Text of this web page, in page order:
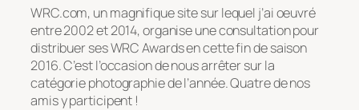
WRC.com, un magnifique site sur lequel j’ai oeuvré
entre 2002 et 2014, organise une consultation pour
distribuer ses WRC Awards en cette fin de saison
2016. C’est l’occasion de nous arrêter sur la
catégorie photographie de l’année. Quatre de nos
amis y participent !